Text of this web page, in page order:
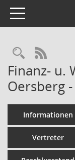
Toggle navigation
RSS-
Finanz- u.
Oersberg
Informationen
Vertreter